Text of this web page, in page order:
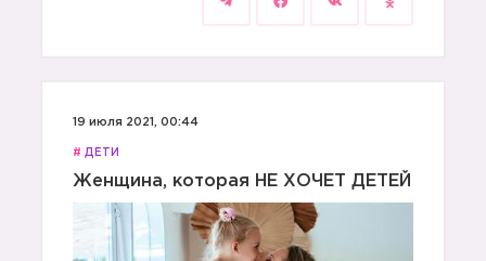
19 июля 2021, 00:44
# ДЕТИ
Женщина, которая НЕ ХОЧЕТ ДЕТЕЙ